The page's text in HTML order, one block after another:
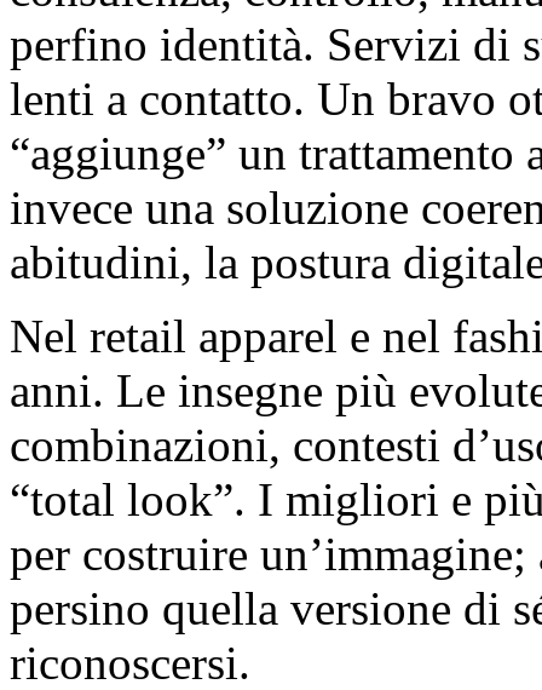
perfino identità. Servizi di
lenti a contatto. Un bravo
“aggiunge” un
invece una soluzione
abitudini, la postura
Nel retail apparel e nel
anni. Le insegne più
combinazioni, contesti
“total look”. I migliori e
per costruire
persino quella versione di
riconoscersi.